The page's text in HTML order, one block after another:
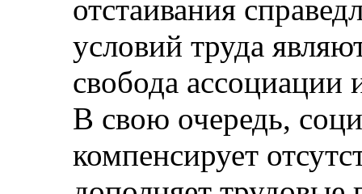
отстаивания
условий труда
свобода ассоциации
В свою очередь,
компенсирует